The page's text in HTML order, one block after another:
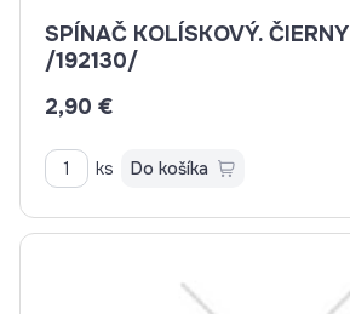
SPÍNAČ KOLÍSKOVÝ. ČIERNY 3A/250V
/192130/
2,90 €
ks Do košíka